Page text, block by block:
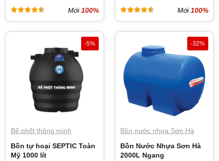
Mới100% Mới100%
-5%
Bể phốt thông minh
Bồn tự hoại SEPTIC Toàn
Mỹ 1000 lít
-32%
Bồn nước nhựa Sơn Hà
Bồn Nước Nhựa Sơn Hà
2000L Ngang